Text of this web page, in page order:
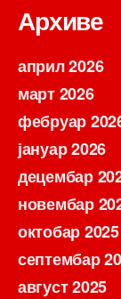
Архиве
април 2026
март 2026
фебруар
јануар 2026
децембар
новембар
октобар 2025
септембар
август 2025